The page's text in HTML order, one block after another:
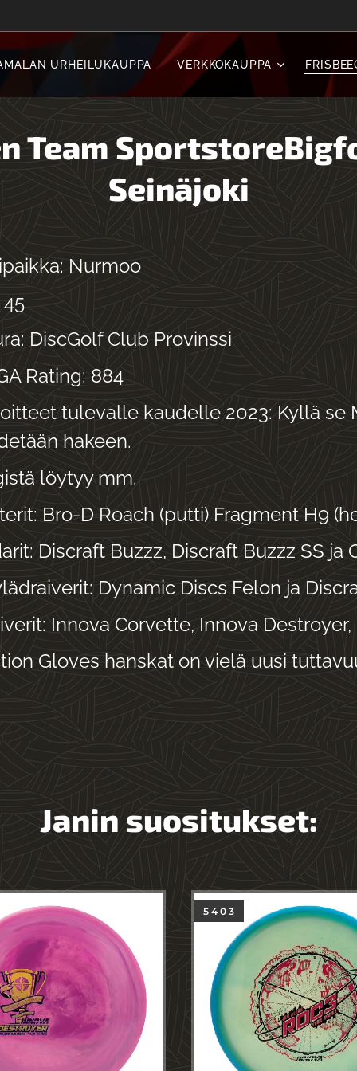
URHEILUKAUPPA VERKKOKAUPPA
Team
Seinäjoki
Nurmoo
45
DiscGolf Club Provinssi
Rating: 884
tulevalle kaudelle 2023: Kyllä se
hakeen.
löytyy mm.
Bro-D Roach (putti) Fragment H9
Discraft Buzzz, Discraft Buzzz SS ja
Dynamic Discs Felon ja
Innova Corvette, Innova
Gloves hanskat on vielä uusi
Janin suositukset:
5 4 0 3